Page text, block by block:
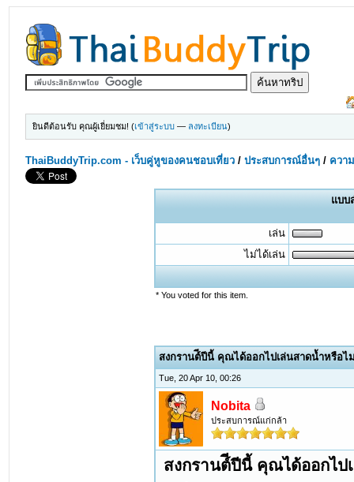
ยินดีต้อนรับ คุณผู้เยี่ยมชม! (เข้าสู่ระบบ — ลงทะเบียน)
ThaiBuddyTrip.com - เว็บคู่หูของคนชอบเที่ยว /ประสบการณ์อื่นๆ / ควา
แบบ
เล่น
ไม่ได้เล่น
* You voted for this item.
สงกรานต์ีปีนี้ คุณได้ออกไปเล่นสาดน้ำหรือไ
Tue, 20 Apr 10, 00:26
Nobita
ประสบการณ์แก่กล้า
สงกรานต์ีปีนี้ คุณได้ออกไป